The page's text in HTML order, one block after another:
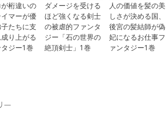
桁違いの
マーが優
たちに支
り上がる
ジー1巻
ダメージを受ける
ほど強くなる剣士
の被虐的ファンタ
ジー「石の世界の
絶頂剣士」1巻
人の価値を髪の美
しさが決める国、
後宮の髪結師が偽
妃になるお仕事フ
ァンタジー1巻